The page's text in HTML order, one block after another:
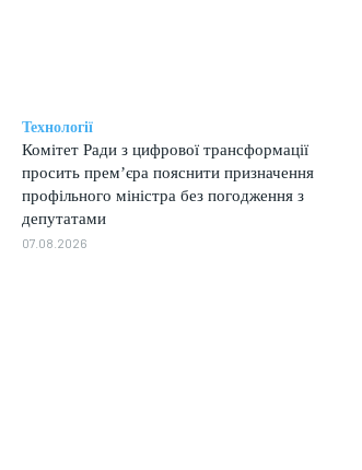
Технології
Комітет Ради з цифрової трансформації
просить прем’єра пояснити призначення
профільного міністра без погодження з
депутатами
07.08.2026